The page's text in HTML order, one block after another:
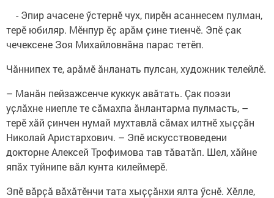
- Эпир ачасене ӳстернĕ чух, пирĕн асаннесем пулман,
терӗ юбиляр. Мӗнпур ӗҫ арӑм ҫине тиенчӗ. Эпӗ ҫак
чечексене Зоя Михайловнӑна парас тетӗп.
Чӑннипех те, арӑмӗ ӑнланать пулсан, художник телейлӗ.
– Манӑн пейзажсенче куккук авӑтать. Ҫак поэзи
уҫлӑхне ниепле те сӑмахпа ӑнлантарма пулмасть, –
терӗ хӑй ҫинчен нумай мухтавлӑ сӑмах илтнӗ хыҫҫӑн
Николай Аристархович. – Эпӗ искусствоведени
докторне Алексей Трофимова тав тӑватӑп. Шел, хӑйне
япӑх туйнипе вӑл кунта килеймерӗ.
Эпӗ вӑрҫӑ вӑхӑтӗнчи тата хыҫҫӑнхи ялта ӳснӗ. Хӗлле,